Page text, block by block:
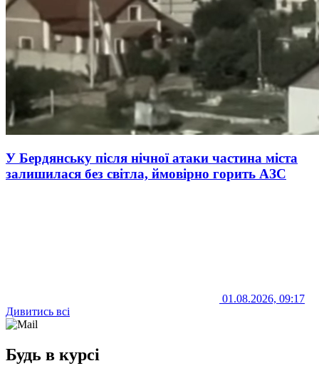
У Бердянську після нічної атаки частина міста
залишилася без світла, ймовірно горить АЗС
01.08.2026, 09:17
Дивитись всі
Будь в курсі